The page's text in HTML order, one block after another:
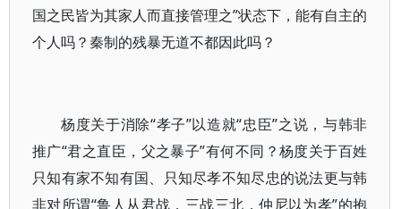
国之民皆为其家人而直接管理之”状态下，能有自主的
个人吗？秦制的残暴无道不都因此吗？
杨度关于消除“孝子”以造就“忠臣”之说，与韩非
推广“君之直臣，父之暴子”有何不同？杨度关于百姓
只知有家不知有国、只知尽孝不知尽忠的说法更与韩
非对所谓“鲁人从君战，三战三北，仲尼以为孝”的抱